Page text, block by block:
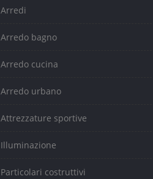
Arredi
Arredo bagno
Arredo cucina
Arredo urbano
Attrezzature sportive
Illuminazione
Particolari costruttivi